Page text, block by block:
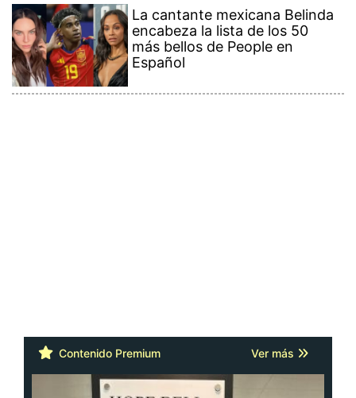
La cantante mexicana Belinda
encabeza la lista de los 50
más bellos de People en
Español
Contenido Premium Ver más